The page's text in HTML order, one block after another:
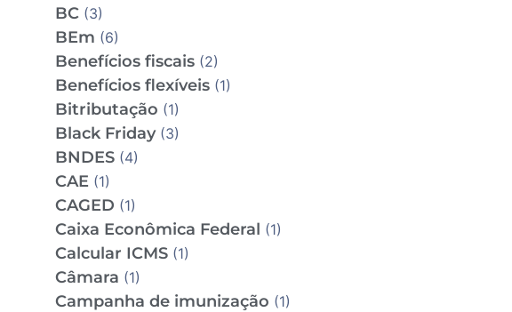
BC(3)
BEm (6)
Benefícios fiscais(2)
Benefícios flexíveis(1)
Bitributação (1)
Black Friday(3)
BNDES(4)
CAE (1)
CAGED (1)
Caixa Econômica Federal (1)
Calcular ICMS(1)
Câmara (1)
Campanha de imunização (1)